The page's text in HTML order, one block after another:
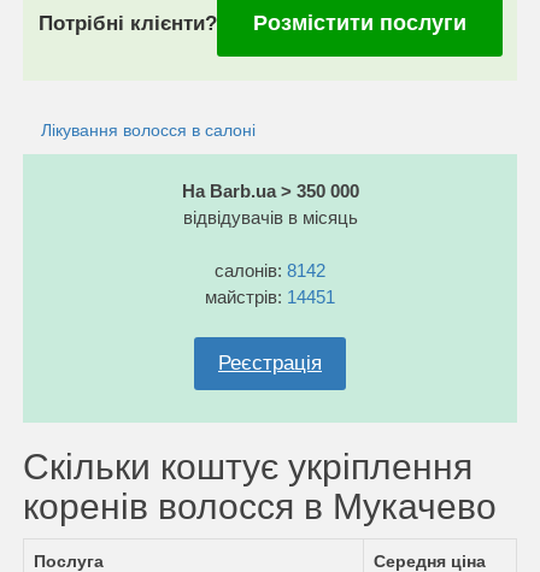
Потрібні клієнти? Розмістити послуги
Лікування волосся в салоні
На Barb.ua > 350 000
відвідувачів в місяць
салонів: 8142
майстрів: 14451
Реєстрація
Скільки коштує укріплення
коренів волосся в Мукачево
Послуга Середня ціна